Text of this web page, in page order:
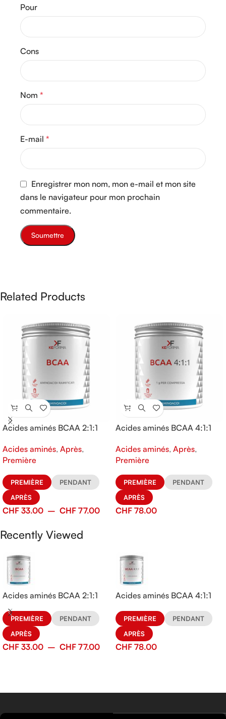
Pour
Cons
Nom *
E-mail *
Enregistrer mon nom, mon e-mail et mon site
dans le navigateur pour mon prochain
commentaire.
Related Products
Acides aminés BCAA 2:1:1
Acides aminés, Après,
Première
PREMIÈRE
PENDANT
APRÈS
CHF 33.00 – CHF 77.00
Acides aminés BCAA 4:1:1
Acides aminés, Après,
Première
PREMIÈRE
PENDANT
APRÈS
CHF 78.00
Recently Viewed
Acides aminés BCAA 2:1:1
PREMIÈRE
PENDANT
APRÈS
CHF 33.00 – CHF 77.00
Acides aminés BCAA 4:1:1
PREMIÈRE
PENDANT
APRÈS
CHF 78.00